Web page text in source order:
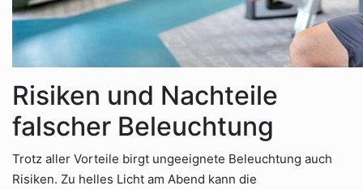
Risiken und Nachteile
falscher Beleuchtung
Trotz aller Vorteile birgt ungeeignete Beleuchtung auch
Risiken. Zu helles Licht am Abend kann die